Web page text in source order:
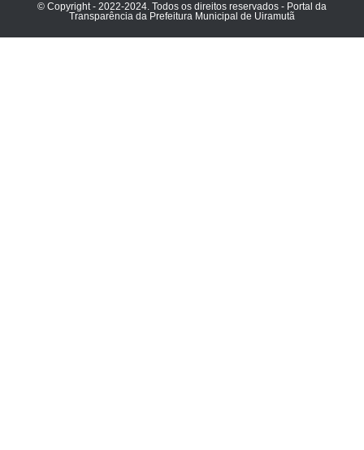
© Copyright - 2022-2024. Todos os direitos reservados - Portal da
Transparência da Prefeitura Municipal de Uiramutã